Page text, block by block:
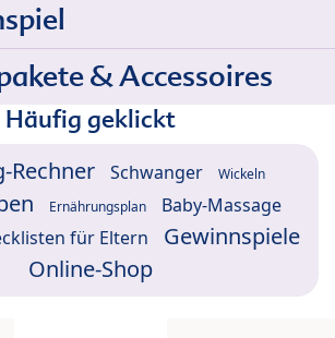
& Accessoires
Häufig geklickt
Rechner Schwanger Wickeln
Ernährungsplan Baby-Massage
für Eltern
Gewinnspiele
Online-Shop